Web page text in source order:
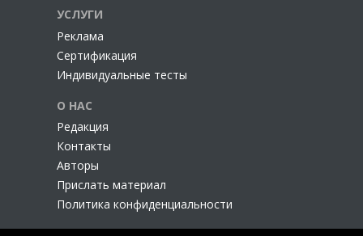
УСЛУГИ
Реклама
Сертификация
Индивидуальные тесты
О НАС
Редакция
Контакты
Авторы
Прислать материал
Политика конфиденциальности